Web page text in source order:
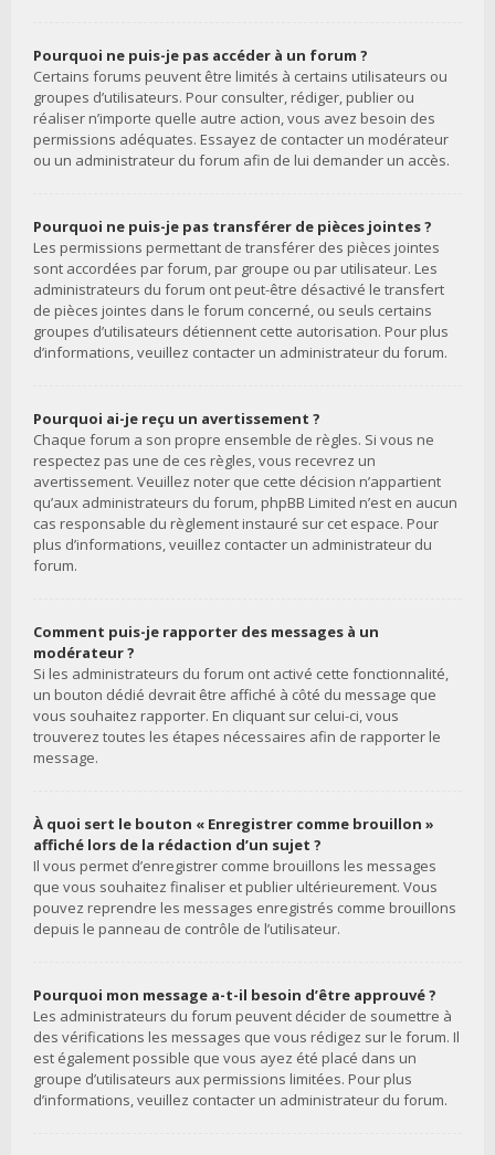
Pourquoi ne puis-je pas accéder à un forum ?
Certains forums peuvent être limités à certains utilisateurs ou
groupes d’utilisateurs. Pour consulter, rédiger, publier ou
réaliser n’importe quelle autre action, vous avez besoin des
permissions adéquates. Essayez de contacter un modérateur
ou un administrateur du forum afin de lui demander un accès.
Pourquoi ne puis-je pas transférer de pièces jointes ?
Les permissions permettant de transférer des pièces jointes
sont accordées par forum, par groupe ou par utilisateur. Les
administrateurs du forum ont peut-être désactivé le transfert
de pièces jointes dans le forum concerné, ou seuls certains
groupes d’utilisateurs détiennent cette autorisation. Pour plus
d’informations, veuillez contacter un administrateur du forum.
Pourquoi ai-je reçu un avertissement ?
Chaque forum a son propre ensemble de règles. Si vous ne
respectez pas une de ces règles, vous recevrez un
avertissement. Veuillez noter que cette décision n’appartient
qu’aux administrateurs du forum, phpBB Limited n’est en aucun
cas responsable du règlement instauré sur cet espace. Pour
plus d’informations, veuillez contacter un administrateur du
forum.
Comment puis-je rapporter des messages à un
modérateur ?
Si les administrateurs du forum ont activé cette fonctionnalité,
un bouton dédié devrait être affiché à côté du message que
vous souhaitez rapporter. En cliquant sur celui-ci, vous
trouverez toutes les étapes nécessaires afin de rapporter le
message.
À quoi sert le bouton « Enregistrer comme brouillon »
affiché lors de la rédaction d’un sujet ?
Il vous permet d’enregistrer comme brouillons les messages
que vous souhaitez finaliser et publier ultérieurement. Vous
pouvez reprendre les messages enregistrés comme brouillons
depuis le panneau de contrôle de l’utilisateur.
Pourquoi mon message a-t-il besoin d’être approuvé ?
Les administrateurs du forum peuvent décider de soumettre à
des vérifications les messages que vous rédigez sur le forum. Il
est également possible que vous ayez été placé dans un
groupe d’utilisateurs aux permissions limitées. Pour plus
d’informations, veuillez contacter un administrateur du forum.